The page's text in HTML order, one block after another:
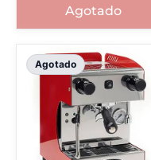
Agotado
Agotado